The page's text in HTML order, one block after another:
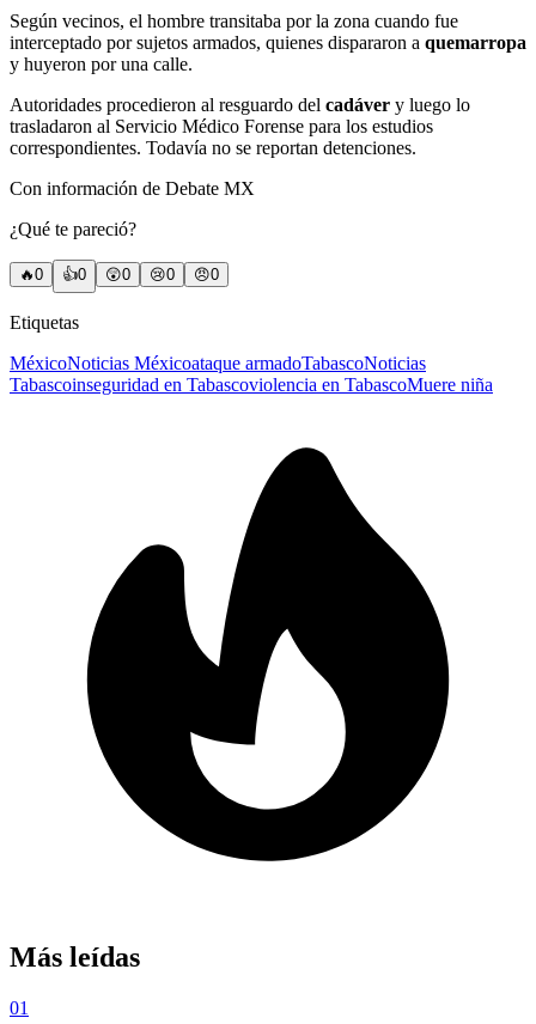
Según vecinos, el hombre transitaba por la zona cuando fue
interceptado por sujetos armados, quienes dispararon a quemarropa
y huyeron por una calle.
Autoridades procedieron al resguardo del cadáver y luego lo
trasladaron al Servicio Médico Forense para los estudios
correspondientes. Todavía no se reportan detenciones.
Con información de Debate MX
¿Qué te pareció?
🔥0 👍0 😲0 😢0 😠0
Etiquetas
MéxicoNoticias Méxicoataque armadoTabascoNoticias
Tabascoinseguridad en Tabascoviolencia en TabascoMuere niña
Más leídas
01